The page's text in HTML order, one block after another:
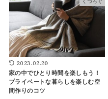
くつろぐ
2023.02.20
家の中でひとり時間を楽しもう！
プライベートな暮らしを楽しむ空
間作りのコツ